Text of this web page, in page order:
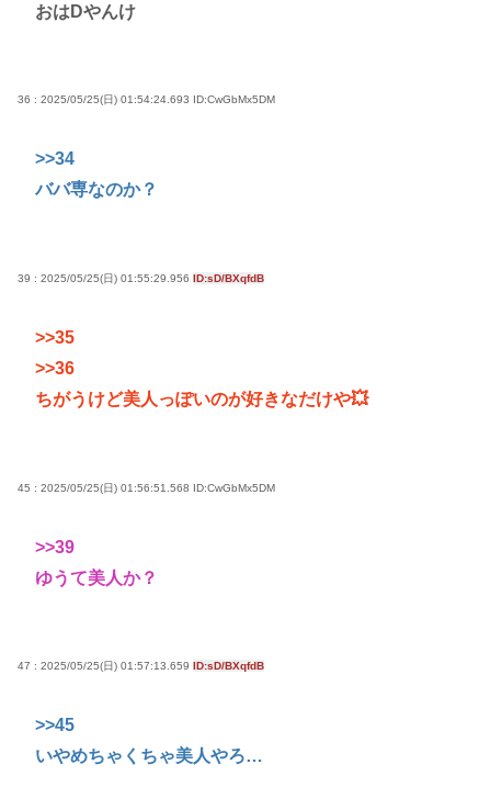
おはDやんけ
36 : 2025/05/25(日) 01:54:24.693 ID:CwGbMx5DM
>>34
ババ専なのか？
39 : 2025/05/25(日) 01:55:29.956 ID:sD/BXqfdB
>>35
>>36
ちがうけど美人っぽいのが好きなだけや💥
45 : 2025/05/25(日) 01:56:51.568 ID:CwGbMx5DM
>>39
ゆうて美人か？
47 : 2025/05/25(日) 01:57:13.659 ID:sD/BXqfdB
>>45
いやめちゃくちゃ美人やろ…